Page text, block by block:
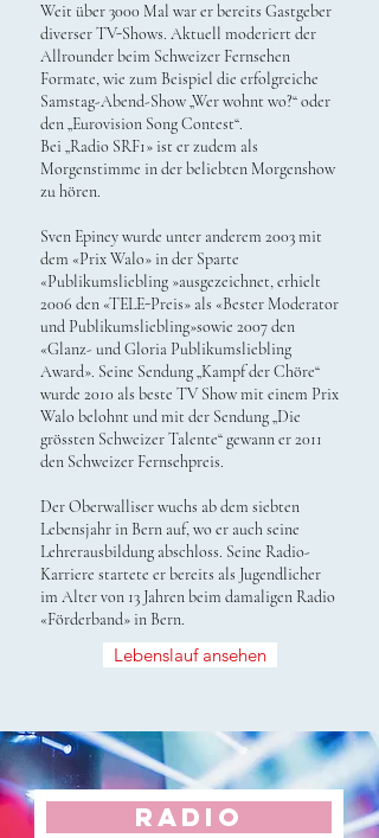
Weit über 3000 Mal war er bereits Gastgeber
diverser TV-Shows. Aktuell moderiert der
Allrounder beim Schweizer Fernsehen
Formate, wie zum Beispiel die erfolgreiche
Samstag-Abend-Show „Wer wohnt wo?“ oder
den „Eurovision Song Contest“.
Bei „Radio SRF1» ist er zudem als
Morgenstimme in der beliebten Morgenshow
zu hören.
Sven Epiney wurde unter anderem 2003 mit
dem «Prix Walo» in der Sparte
«Publikumsliebling »ausgezeichnet, erhielt
2006 den «TELE-Preis» als «Bester Moderator
und Publikumsliebling»sowie 2007 den
«Glanz- und Gloria Publikumsliebling
Award». Seine Sendung „Kampf der Chöre“
wurde 2010 als beste TV Show mit einem Prix
Walo belohnt und mit der Sendung „Die
grössten Schweizer Talente“ gewann er 2011
den Schweizer Fernsehpreis.
Der Oberwalliser wuchs ab dem siebten
Lebensjahr in Bern auf, wo er auch seine
Lehrerausbildung abschloss. Seine Radio-
Karriere startete er bereits als Jugendlicher
im Alter von 13 Jahren beim damaligen Radio
«Förderband» in Bern.
Lebenslauf ansehen
Radio